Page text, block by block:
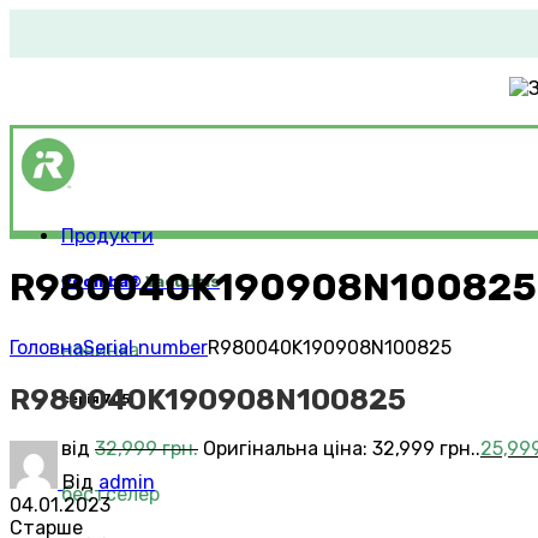
Продукти
Roomba®Vacuums
новинка
серія 705
від 32,999грн. Оригінальна ціна: 32,999 грн..
бестселер
R980040K190908N100825
ГоловнаSerial numberR980040K190908N100825
R980040K190908N100825
Від admin
04.01.2023
Старше